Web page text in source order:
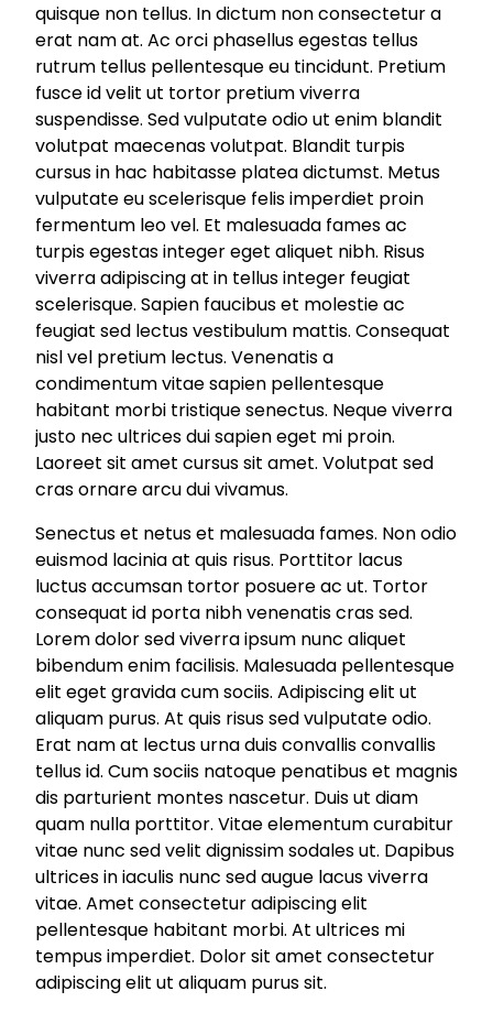
quisque non tellus. In dictum non consectetur a
erat nam at. Ac orci phasellus egestas tellus
rutrum tellus pellentesque eu tincidunt. Pretium
fusce id velit ut tortor pretium viverra
suspendisse. Sed vulputate odio ut enim blandit
volutpat maecenas volutpat. Blandit turpis
cursus in hac habitasse platea dictumst. Metus
vulputate eu scelerisque felis imperdiet proin
fermentum leo vel. Et malesuada fames ac
turpis egestas integer eget aliquet nibh. Risus
viverra adipiscing at in tellus integer feugiat
scelerisque. Sapien faucibus et molestie ac
feugiat sed lectus vestibulum mattis. Consequat
nisl vel pretium lectus. Venenatis a
condimentum vitae sapien pellentesque
habitant morbi tristique senectus. Neque viverra
justo nec ultrices dui sapien eget mi proin.
Laoreet sit amet cursus sit amet. Volutpat sed
cras ornare arcu dui vivamus.
Senectus et netus et malesuada fames. Non odio
euismod lacinia at quis risus. Porttitor lacus
luctus accumsan tortor posuere ac ut. Tortor
consequat id porta nibh venenatis cras sed.
Lorem dolor sed viverra ipsum nunc aliquet
bibendum enim facilisis. Malesuada pellentesque
elit eget gravida cum sociis. Adipiscing elit ut
aliquam purus. At quis risus sed vulputate odio.
Erat nam at lectus urna duis convallis convallis
tellus id. Cum sociis natoque penatibus et magnis
dis parturient montes nascetur. Duis ut diam
quam nulla porttitor. Vitae elementum curabitur
vitae nunc sed velit dignissim sodales ut. Dapibus
ultrices in iaculis nunc sed augue lacus viverra
vitae. Amet consectetur adipiscing elit
pellentesque habitant morbi. At ultrices mi
tempus imperdiet. Dolor sit amet consectetur
adipiscing elit ut aliquam purus sit.